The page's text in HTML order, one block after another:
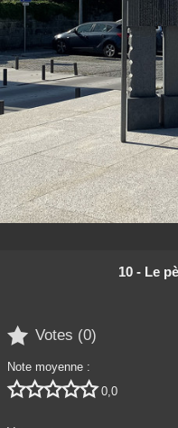
10 - Le
 Votes (0)
Note moyenne :
 0,0